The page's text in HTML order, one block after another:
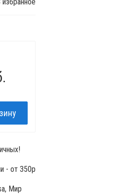
- от 350р
Мир